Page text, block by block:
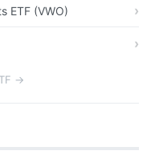
ETF (VWO)
→